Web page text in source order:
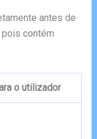
antes de
contém
o utilizador